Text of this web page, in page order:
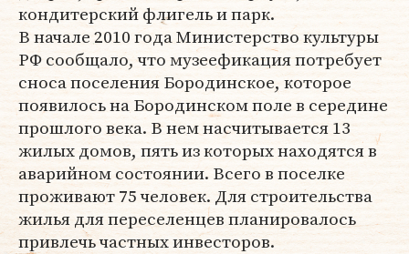
кондитерский флигель и парк.
В начале 2010 года Министерство культуры
РФ сообщало, что музеефикация потребует
сноса поселения Бородинское, которое
появилось на Бородинском поле в середине
прошлого века. В нем насчитывается 13
жилых домов, пять из которых находятся в
аварийном состоянии. Всего в поселке
проживают 75 человек. Для строительства
жилья для переселенцев планировалось
привлечь частных инвесторов.